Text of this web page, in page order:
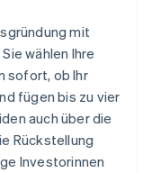
mit
wählen Ihre
sofort, ob Ihr
fügen bis zu vier
auch über die
Rückstellung
Investorinnen